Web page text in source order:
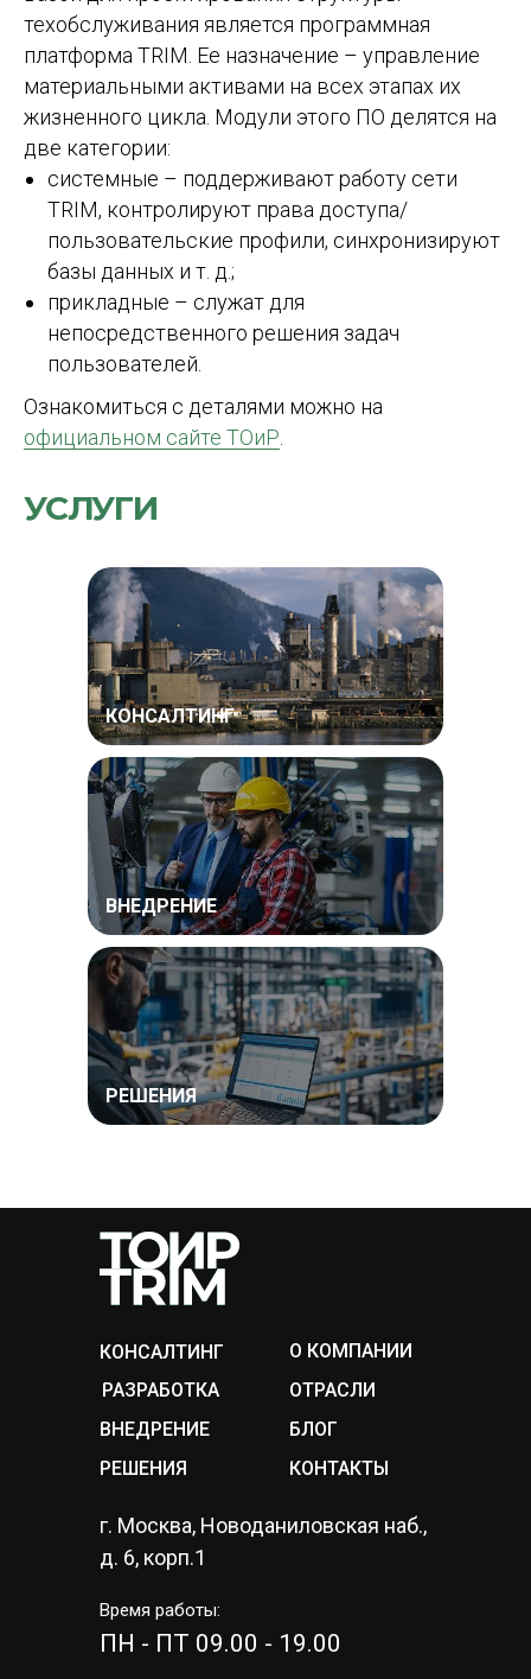
техобслуживания является программная
платформа TRIM. Ее назначение – управление
материальными активами на всех этапах их
жизненного цикла. Модули этого ПО делятся на
две категории:
системные – поддерживают работу сети
TRIM, контролируют права доступа/
пользовательские профили, синхронизируют
базы данных и т. д.;
прикладные – служат для
непосредственного решения задач
пользователей.
Ознакомиться с деталями можно на
официальном сайте ТОиР
УСЛУГИ
РЕШЕНИЯ
ВНЕДРЕНИЕ
КОНСАЛТИНГ
КОНТАКТЫ
БЛОГ
ОТРАСЛИ
О КОМПАНИИ
РАЗРАБОТКА
ВНЕДРЕНИЕ
РЕШЕНИЯ
КОНСАЛТИНГ
Время работы:
ПН - ПТ 09.00 - 19.00
г. Москва, Новоданиловская наб.,
д. 6, корп.1